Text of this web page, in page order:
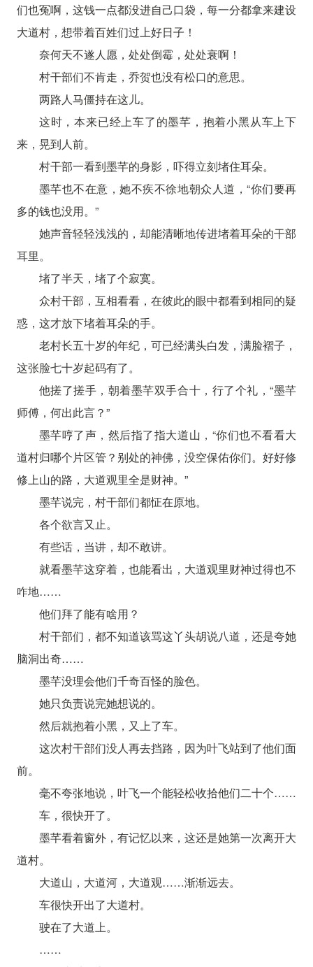
们也冤啊，这钱一点都没进自己口袋，每一分都拿来建设
大道村，想带着百姓们过上好日子！
奈何天不遂人愿，处处倒霉，处处衰啊！
村干部们不肯走，乔贺也没有松口的意思。
两路人马僵持在这儿。
这时，本来已经上车了的墨芊，抱着小黑从车上下
来，晃到人前。
村干部一看到墨芊的身影，吓得立刻堵住耳朵。
墨芊也不在意，她不疾不徐地朝众人道，“你们要再
多的钱也没用。”
她声音轻轻浅浅的，却能清晰地传进堵着耳朵的干部
耳里。
堵了半天，堵了个寂寞。
众村干部，互相看看，在彼此的眼中都看到相同的疑
惑，这才放下堵着耳朵的手。
老村长五十岁的年纪，可已经满头白发，满脸褶子，
这张脸七十岁起码有了。
他搓了搓手，朝着墨芊双手合十，行了个礼，“墨芊
师傅，何出此言？”
墨芊哼了声，然后指了指大道山，“你们也不看看大
道村归哪个片区管？别处的神佛，没空保佑你们。好好修
修上山的路，大道观里全是财神。”
墨芊说完，村干部们都怔在原地。
各个欲言又止。
有些话，当讲，却不敢讲。
就看墨芊这穿着，也能看出，大道观里财神过得也不
咋地……
他们拜了能有啥用？
村干部们，都不知道该骂这丫头胡说八道，还是夸她
脑洞出奇……
墨芊没理会他们千奇百怪的脸色。
她只负责说完她想说的。
然后就抱着小黑，又上了车。
这次村干部们没人再去挡路，因为叶飞站到了他们面
前。
毫不夸张地说，叶飞一个能轻松收拾他们二十个……
车，很快开了。
墨芊看着窗外，有记忆以来，这还是她第一次离开大
道村。
大道山，大道河，大道观……渐渐远去。
车很快开出了大道村。
驶在了大道上。
……